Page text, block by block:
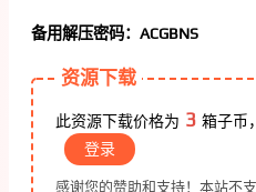
备用解压密码：ACGBNS
资源下载
此资源下载价格为 3 箱子币
登录
感谢您的赞助和支持！本站不